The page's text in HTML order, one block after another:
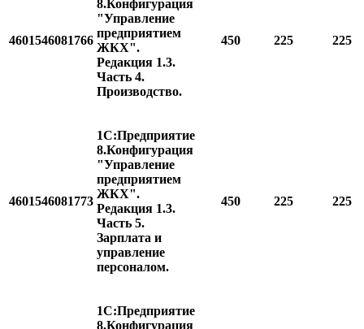
4601546081766
8.Конфигурация
"Управление
предприятием
ЖКХ".
Редакция 1.3.
Часть 4.
Производство.
450 225 225
4601546081773
1С:Предприятие
8.Конфигурация
"Управление
предприятием
ЖКХ".
Редакция 1.3.
Часть 5.
Зарплата и
управление
персоналом.
450 225 225
1С:Предприятие
8.Конфигурация